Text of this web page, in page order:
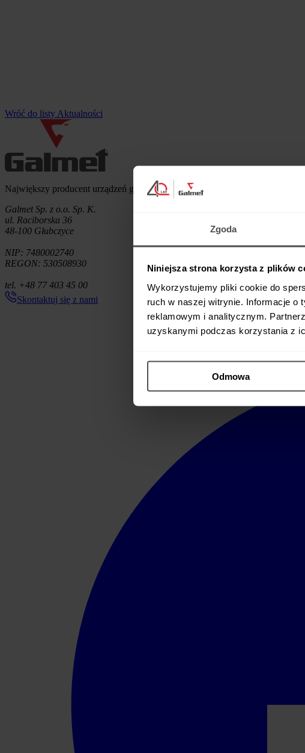
Zgoda
Niniejsza strona korzysta z plików
Wykorzystujemy pliki cookie do
ruch w naszej witrynie. Informacje o
reklamowym i analitycznym.
uzyskanymi podczas korzystania z
Odmowa
Wróć do listy Aktualności
Informacje o firmie
Największy producent urządzeń grzewczych w Polsce.
Galmet Sp. z o.o. Sp. K.
ul. Raciborska 36
48-100 Głubczyce
NIP: 7480002740
REGON: 530508930
tel. +48 77 403 45 00
Skontaktuj się z nami